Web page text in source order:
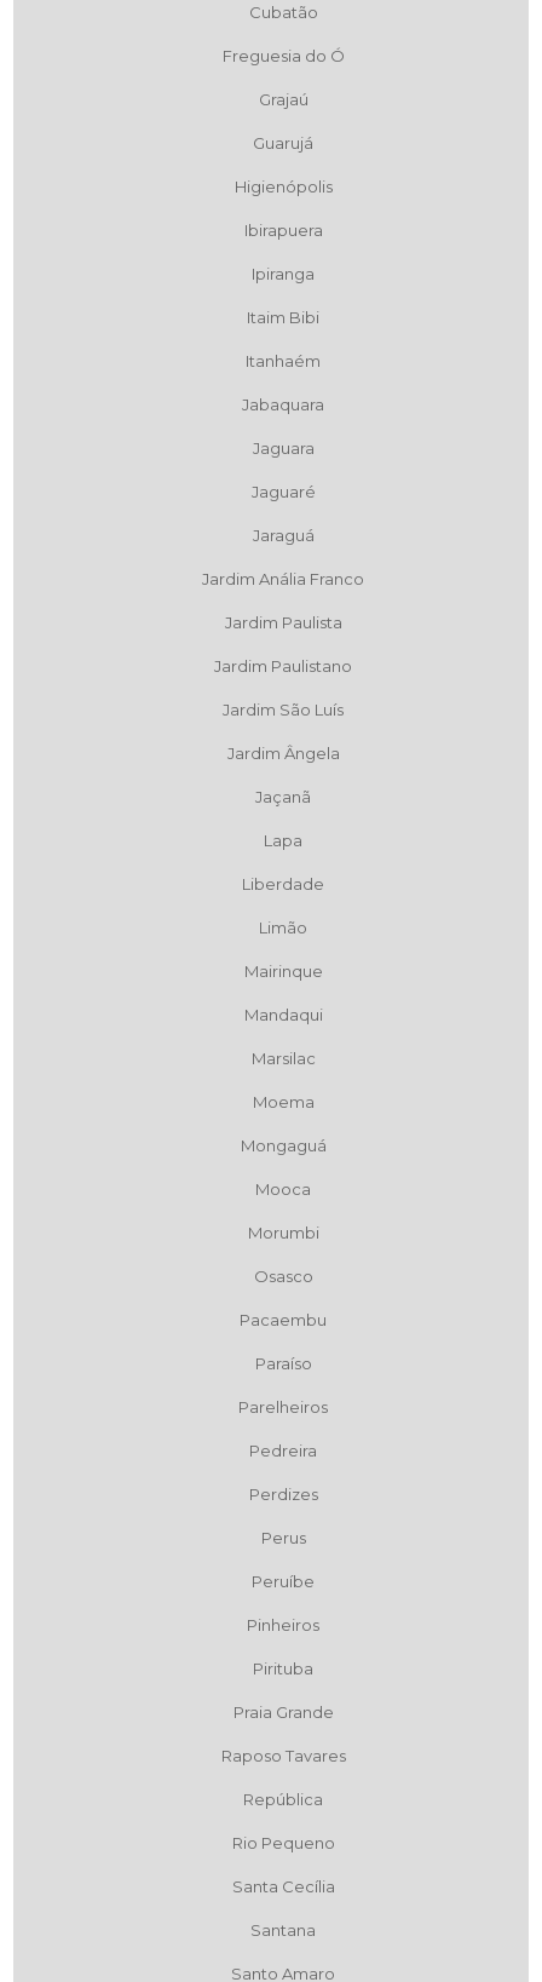
Cubatão
Freguesia do Ó
Grajaú
Guarujá
Higienópolis
Ibirapuera
Ipiranga
Itaim Bibi
Itanhaém
Jabaquara
Jaguara
Jaguaré
Jaraguá
Jardim Anália Franco
Jardim Paulista
Jardim Paulistano
Jardim São Luís
Jardim Ângela
Jaçanã
Lapa
Liberdade
Limão
Mairinque
Mandaqui
Marsilac
Moema
Mongaguá
Mooca
Morumbi
Osasco
Pacaembu
Paraíso
Parelheiros
Pedreira
Perdizes
Perus
Peruíbe
Pinheiros
Pirituba
Praia Grande
Raposo Tavares
República
Rio Pequeno
Santa Cecília
Santana
Santo Amaro